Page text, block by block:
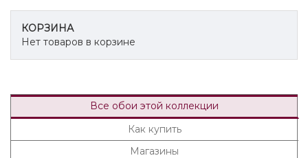
КОРЗИНА
Нет товаров в корзине
Все обои этой коллекции
Как купить
Магазины